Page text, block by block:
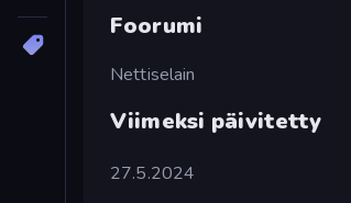
Foorumi
Nettiselain
Viimeksi päivitetty
27.5.2024